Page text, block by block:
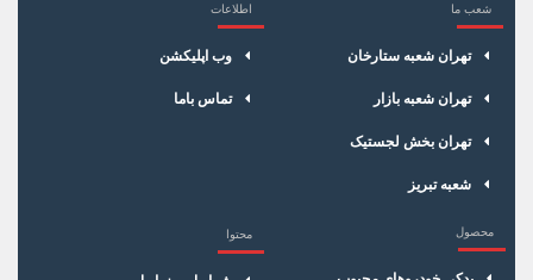
شعب ما
تهران شعبه ستارخان
تهران شعبه بازار
تهران بخش لجستیک
شعبه تبریز
اطلاعات
وب اپلیکشن
تماس باما
محصول محتوا
×